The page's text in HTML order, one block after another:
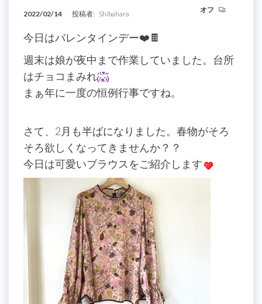
2022/02/14 投稿者: Shibahara オフ
今日はバレンタインデー❤️🍫
週末は娘が夜中まで作業していました。台所
はチョコまみれ
まぁ年に一度の恒例行事ですね。
さて、2月も半ばになりました。春物がそろ
そろ欲しくなってきませんか？？
今日は可愛いブラウスをご紹介します